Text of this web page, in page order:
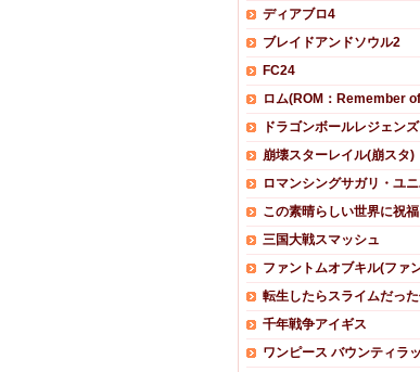
ディアブロ4
ブレイドアンドソウル2
FC24
ドラゴンボールレジェンズ
崩壊スターレイル(崩スタ)
三国大戦スマッシュ
千年戦争アイギス